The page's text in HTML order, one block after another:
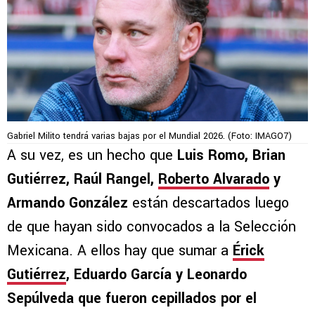
Gabriel Milito tendrá varias bajas por el Mundial 2026. (Foto: IMAGO7)
A su vez, es un hecho que Luis Romo, Brian
Gutiérrez, Raúl Rangel, Roberto Alvarado y
Armando González están descartados luego
de que hayan sido convocados a la Selección
Mexicana. A ellos hay que sumar a Érick
Gutiérrez, Eduardo García y Leonardo
Sepúlveda que fueron cepillados por el